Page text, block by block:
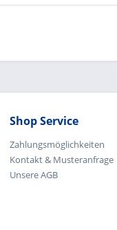
Shop Service
Zahlungsmöglichkeiten
Kontakt & Musteranfrage
Unsere AGB